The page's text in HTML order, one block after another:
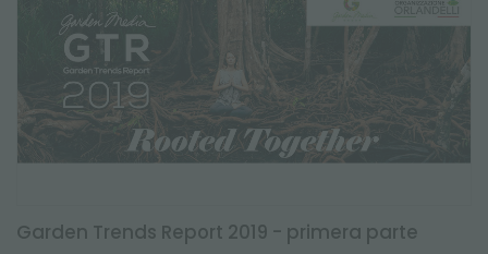
Garden Trends Report 2019 - primera parte